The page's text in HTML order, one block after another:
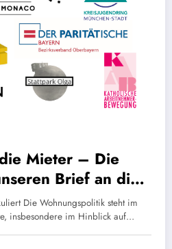
– Die
Brief an die
wir sie sehen
Die Wohnungspolitik steht im
insbesondere im Hinblick auf…